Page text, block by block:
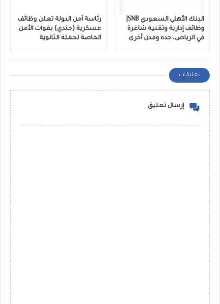
وظائف إدارية وتقنية شاغرة
في الرياض، جده ومدن أخرى
رئاسة أمن الدولة تعلن وظائف
عسكرية (جندي) بقوات الأمن
الخاصة لحملة الثانوية
تعليقات
إرسال تعليق